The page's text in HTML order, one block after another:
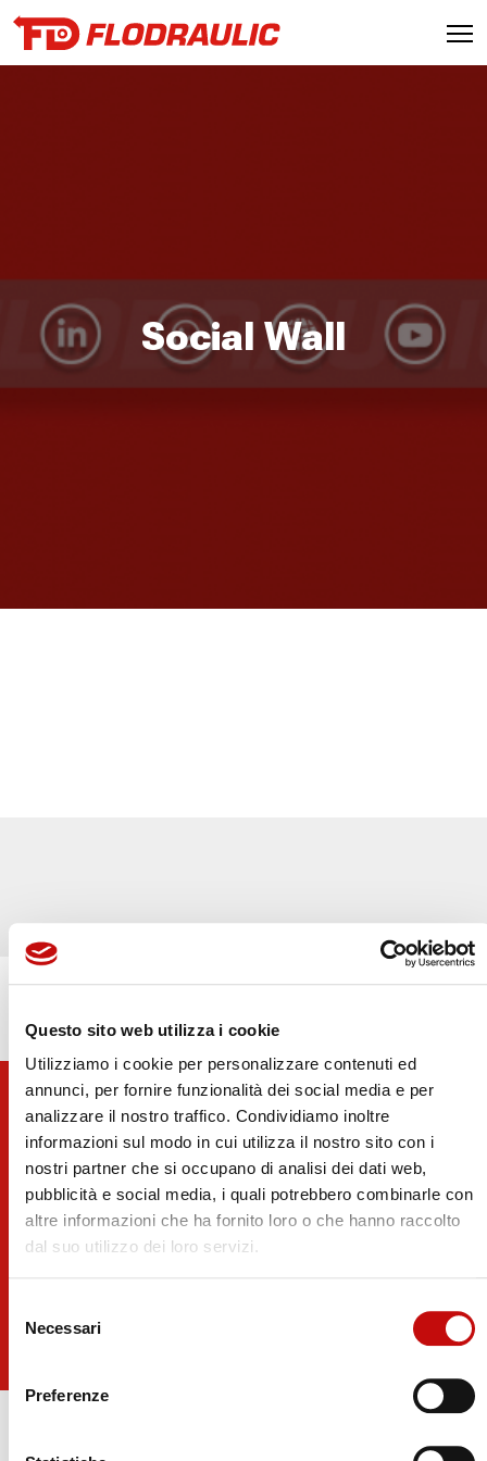
Questo sito web utilizza i cookie
Utilizziamo i cookie per personalizzare contenuti ed
annunci, per fornire funzionalità dei social media e per
analizzare il nostro traffico. Condividiamo inoltre
informazioni sul modo in cui utilizza il nostro sito con i
nostri partner che si occupano di analisi dei dati web,
pubblicità e social media, i quali potrebbero combinarle con
altre informazioni che ha fornito loro o che hanno raccolto
dal suo utilizzo dei loro servizi.
delNecessari
Preferenze
Social Wall
Stay Tuned!
Stay up to date with the latest FD Industrial news